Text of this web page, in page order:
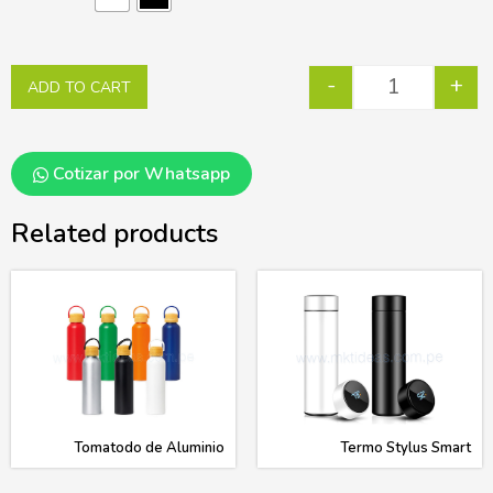
- +
ADD TO CART
Cotizar por Whatsapp
Related products
Tomatodo de Aluminio Termo Stylus Smart